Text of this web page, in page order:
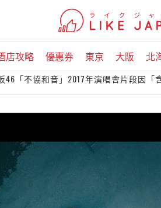
店攻略 優惠券 東京 大阪 北
「不協和音」2017年演唱會片段因「